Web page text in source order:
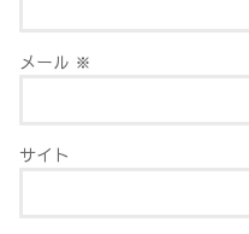
メール ※
サイト